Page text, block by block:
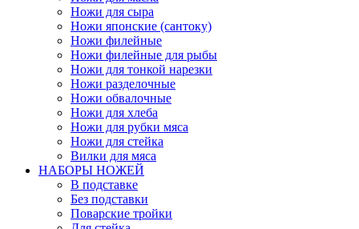
Ножи для сыра
Ножи японские (сантоку)
Ножи филейные
Ножи филейные для рыбы
Ножи для тонкой нарезки
Ножи разделочные
Ножи обвалочные
Ножи для хлеба
Ножи для рубки мяса
Ножи для стейка
Вилки для мяса
НАБОРЫ НОЖЕЙ
В подставке
Без подставки
Поварские тройки